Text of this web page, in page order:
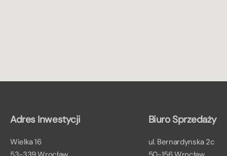
Adres Inwestycji
Wielka 16
Biuro Sprzedaży
ul. Bernardynska 2c